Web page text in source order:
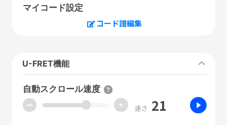
マイコード設定
コード譜編集
U-FRET機能
自動スクロール速度
ー + 速さ 21